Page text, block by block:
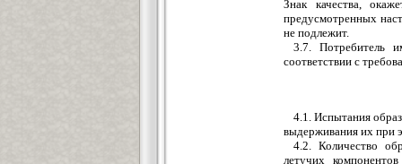
Знак качества,
предусмотренных
не подлежит.
3.7. Потребитель
соответствии с
4.1. Испытания
выдерживания их при
4.2. Количество
летучих